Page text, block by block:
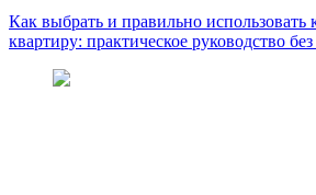
Как выбрать и правильно использовать
квартиру: практическое руководство